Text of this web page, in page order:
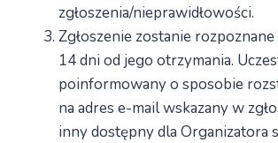
zgłoszenia/nieprawidłowości.
Zgłoszenie zostanie
14 dni od jego otrzymania.
poinformowany o sposobie
na adres e-mail wskazany w
inny dostępny dla Organizatora